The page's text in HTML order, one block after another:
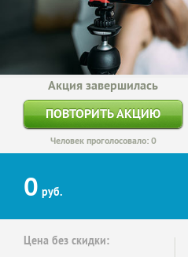
Акция завершилась
ПОВТОРИТЬ АКЦИЮ
Человек проголосовало: 0
0 руб.
Цена без скидки: